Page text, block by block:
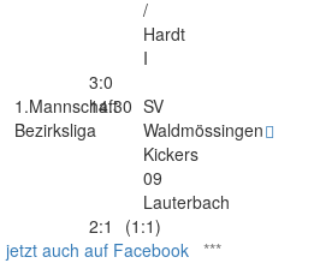
/
Hardt
I
3:0
1.Mannschaft
Bezirksliga
14:30 SV
Waldmössingen
Kickers
09
Lauterbach
2:1
(1:1)
jetzt auch auf Facebook***